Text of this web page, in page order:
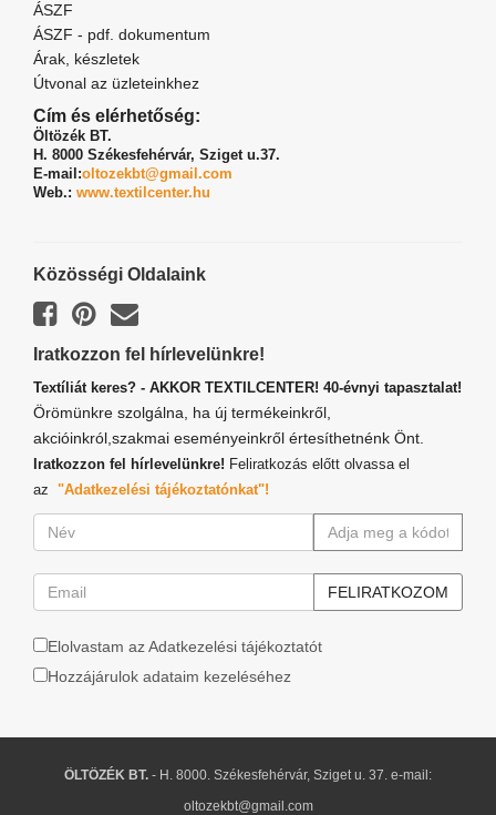
ÁSZF
ÁSZF - pdf. dokumentum
Árak, készletek
Útvonal az üzleteinkhez
Cím és elérhetőség:
Öltözék BT.
H. 8000 Székesfehérvár, Sziget u.37.
E-mail:oltozekbt@gmail.com
Web.: www.textilcenter.hu
Közösségi Oldalaink
Iratkozzon fel hírlevelünkre!
Textíliát keres? - AKKOR TEXTILCENTER! 40-évnyi tapasztalat!
Örömünkre szolgálna, ha új termékeinkről,
akcióinkról,szakmai eseményeinkről értesíthetnénk Önt.
Iratkozzon fel hírlevelünkre! Feliratkozás előtt olvassa el
az "Adatkezelési tájékoztatónkat"!
Elolvastam az Adatkezelési tájékoztatót
Hozzájárulok adataim kezeléséhez
ÖLTÖZÉK BT. - H. 8000. Székesfehérvár, Sziget u. 37. e-mail:
oltozekbt@gmail.com